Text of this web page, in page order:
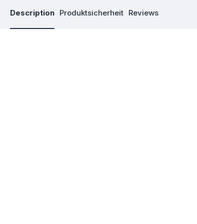
Description Produktsicherheit Reviews